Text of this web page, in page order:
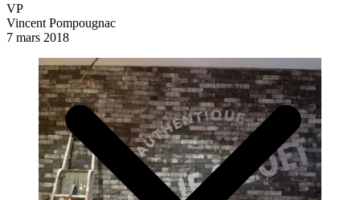
VP
Vincent Pompougnac
7 mars 2018